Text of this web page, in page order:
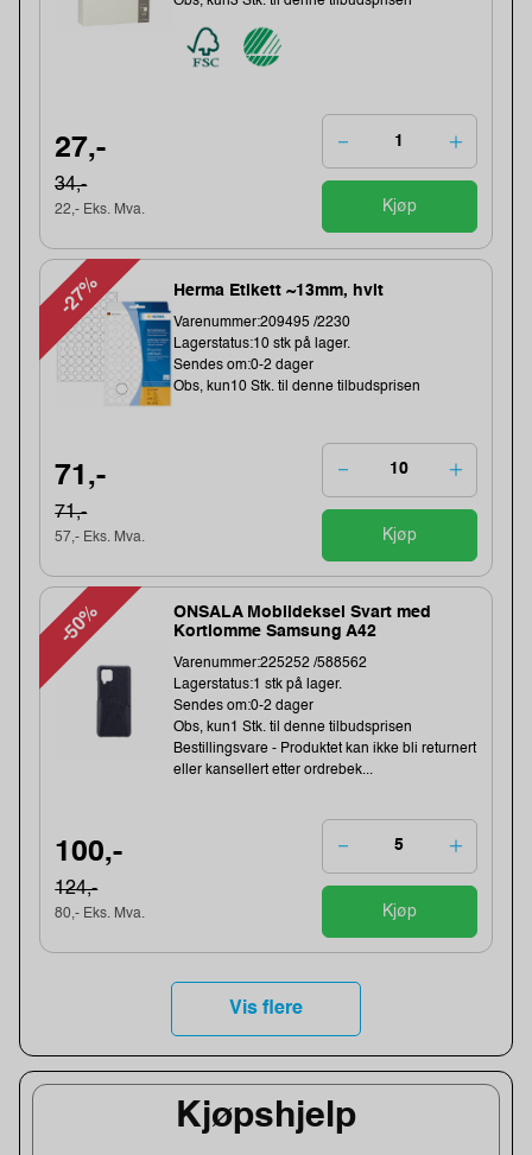
Kjøpshjelp
27,-
34,-
22,- Eks. Mva. Kjøp
-27% Herma Etikett ~13mm, hvit
Varenummer:209495 /2230
Lagerstatus:10 stk på lager.
Sendes om:0-2 dager
Obs, kun10 Stk. til denne tilbudsprisen
71,-
71,-
57,- Eks. Mva. Kjøp
-50%
ONSALA Mobildeksel Svart med
Kortlomme Samsung A42
Varenummer:225252 /588562
Lagerstatus:1 stk på lager.
Sendes om:0-2 dager
Obs, kun1 Stk. til denne tilbudsprisen
Bestillingsvare - Produktet kan ikke bli returnert
eller kansellert etter ordrebek...
100,-
124,-
80,- Eks. Mva. Kjøp
Vis flere